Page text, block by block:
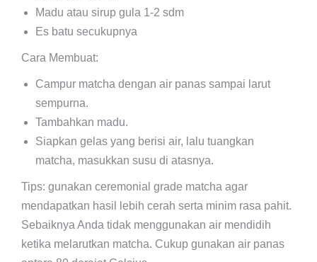
Madu atau sirup gula 1-2 sdm
Es batu secukupnya
Cara Membuat:
Campur matcha dengan air panas sampai larut
sempurna.
Tambahkan madu.
Siapkan gelas yang berisi air, lalu tuangkan
matcha, masukkan susu di atasnya.
Tips: gunakan ceremonial grade matcha agar
mendapatkan hasil lebih cerah serta minim rasa pahit.
Sebaiknya Anda tidak menggunakan air mendidih
ketika melarutkan matcha. Cukup gunakan air panas